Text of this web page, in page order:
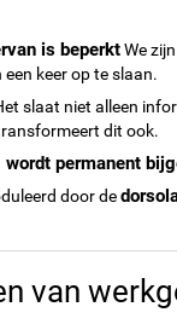
is beperktWe
een keer op te slaan.
slaat niet alleen
dit ook.
wordt permanent
door de
van